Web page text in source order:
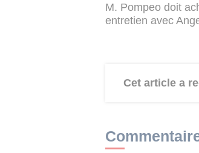
M. Pompeo doit
entretien avec
Cet article a